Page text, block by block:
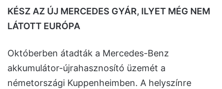
KÉSZ AZ ÚJ MERCEDES GYÁR, ILYET MÉG NEM
LÁTOTT EURÓPA
Októberben átadták a Mercedes-Benz
akkumulátor-újrahasznosító üzemét a
németországi Kuppenheimben. A helyszínre